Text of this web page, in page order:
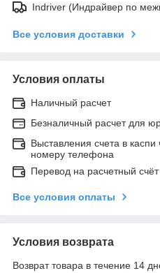
Indriver (Индрайвер по
Все условия доставки
Условия оплаты
Наличный расчет
Безналичный расчет для
Выставления счета в
номеру телефона
Перевод на расчетный
Все условия оплаты
Условия возврата
Возврат товара в течение 14